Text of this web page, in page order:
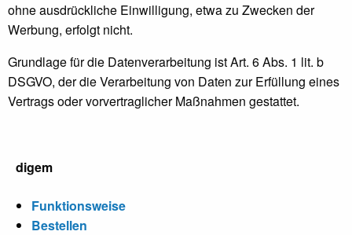
ohne ausdrückliche Einwilligung, etwa zu Zwecken der
Werbung, erfolgt nicht.
Grundlage für die Datenverarbeitung ist Art. 6 Abs. 1 lit. b
DSGVO, der die Verarbeitung von Daten zur Erfüllung eines
Vertrags oder vorvertraglicher Maßnahmen gestattet.
digem
Funktionsweise
Bestellen